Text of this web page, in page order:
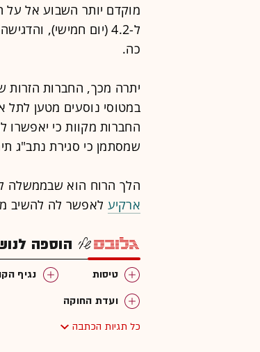
מוקדם יותר השבוע אל
ל-4.2 (יום חמישי),
כה.
יתרה מכך, החברות הזרות
במטוסי נוסעים מטען לתל
החברות מקוות כי יאפשרו
שמסתמן כי סגירת נתב"ג תימשך עד 15 בפברואר,
הלך הרוח הוא שבממשלה
ארקיע לאפשר לה להשיב
הוספה
טיסות נגיף
ועדת החוקה
כל תגיות הכתבה